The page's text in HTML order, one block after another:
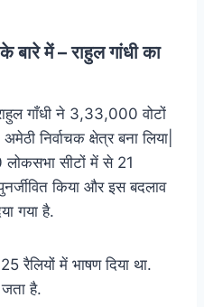
में – राहुल गांधी का
गाँधी ने 3,33,000 वोटों
निर्वाचक क्षेत्र बना लिया|
सीटों में से 21
किया और इस बदलाव
गया है.
रैलियों में भाषण दिया था.
है.